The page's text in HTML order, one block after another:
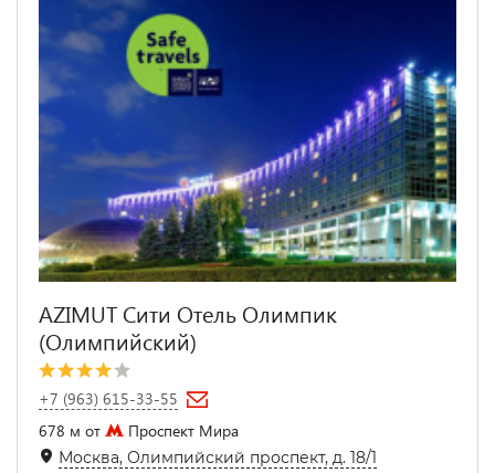
AZIMUT Сити Отель Олимпик
(Олимпийский)
+7 (963) 615-33-55
678 м от
Проспект Мира
Москва, Олимпийский проспект, д. 18/1